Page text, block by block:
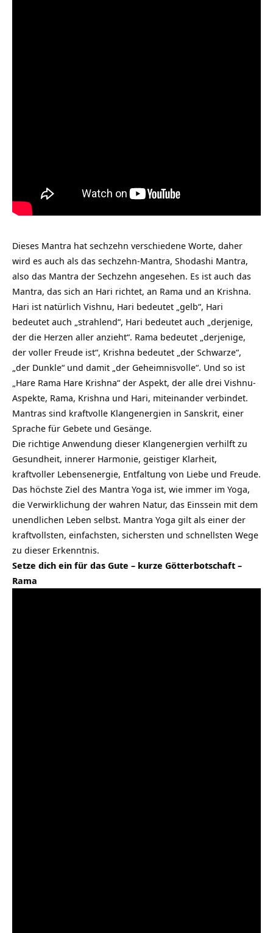
Dieses Mantra hat sechzehn verschiedene Worte, daher
wird es auch als das sechzehn-Mantra, Shodashi Mantra,
also das Mantra der Sechzehn angesehen. Es ist auch das
Mantra, das sich an Hari richtet, an Rama und an Krishna.
Hari ist natürlich Vishnu, Hari bedeutet „gelb“, Hari
bedeutet auch „strahlend“, Hari bedeutet auch „derjenige,
der die Herzen aller anzieht“. Rama bedeutet „derjenige,
der voller Freude ist“, Krishna bedeutet „der Schwarze“,
„der Dunkle“ und damit „der Geheimnisvolle“. Und so ist
„Hare Rama Hare Krishna“ der Aspekt, der alle drei Vishnu-
Aspekte, Rama, Krishna und Hari, miteinander verbindet.
Mantras sind kraftvolle Klangenergien in Sanskrit, einer
Sprache für Gebete und Gesänge.
Die richtige Anwendung dieser Klangenergien verhilft zu
Gesundheit, innerer Harmonie, geistiger Klarheit,
kraftvoller Lebensenergie, Entfaltung von Liebe und Freude.
Das höchste Ziel des Mantra Yoga ist, wie immer im Yoga,
die Verwirklichung der wahren Natur, das Einssein mit dem
unendlichen Leben selbst. Mantra Yoga gilt als einer der
kraftvollsten, einfachsten, sichersten und schnellsten Wege
zu dieser Erkenntnis.
Setze dich ein für das Gute – kurze Götterbotschaft –
Rama